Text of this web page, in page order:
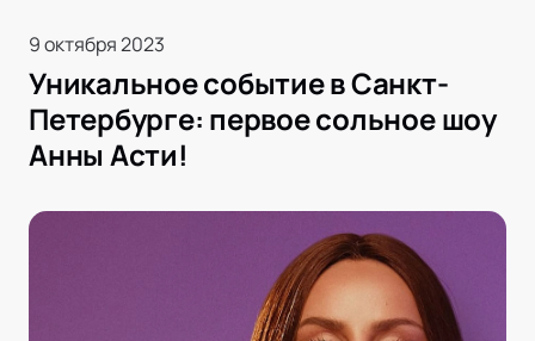
9 октября 2023
Уникальное событие в Санкт-
Петербурге: первое сольное шоу
Анны Асти!